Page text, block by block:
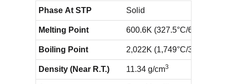
Phase At STP
Solid
Melting Point 600.6K ​(327.5°C/​621.4°F)
Boiling Point 2,022K ​(1,749°C/3,180°F)
Density (Near R.T.) 11.34 g/cm3